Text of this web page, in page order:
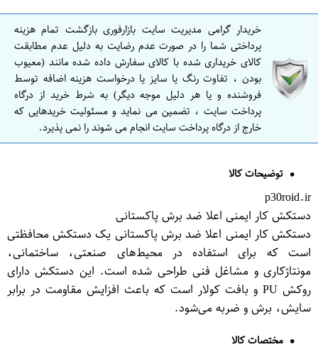
خریدار گرامی مدیریت سایت بازارفوری بازگشت تمام هزینه
پرداختی شما را در صورت عدم رضایت به دلیل عدم مطابقت
کالای خریداری شده با کالای سفارش داده شده مانند (معیوب
بودن ، تفاوت رنگ یا سایز یا درخواست هزینه اضافه توسط
فروشنده و یا هر دلیل موجه دیگر) به شرط خرید از درگاه
پرداخت سایت ، تضمین می نماید و مسئولیت خریدهایی که
خارج از درگاه پرداخت سایت انجام می شوند را نمی پذیرد.
توضیحات کالا
p30roid.ir
دستکش کار ایمنی اعلا ضد برش پاکستانی
دستکش کار ایمنی اعلا ضد برش پاکستانی یک دستکش محافظتی
است که برای استفاده در محیط‌های صنعتی، ساختمانی،
مونتاژکاری و مشاغل فنی طراحی شده است. این دستکش دارای
روکش PU و بافت کولار است که باعث افزایش مقاومت در برابر
سایش، برش و ضربه می‌شود.
مختصات کالا